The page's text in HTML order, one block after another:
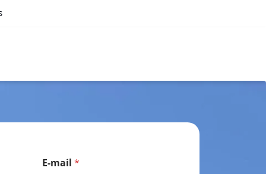
E-mail *